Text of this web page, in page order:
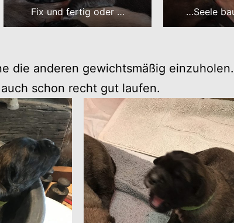
Fix und fertig oder … …Seele
die anderen gewichtsmäßig
schon recht gut laufen.